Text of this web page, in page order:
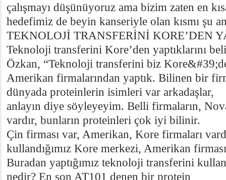
çalışmayı düşünüyoruz ama bizim zaten en
hedefimiz de beyin kanseriyle olan kısmı şu
TEKNOLOJİ TRANSFERİNİ KORE’DEN
Teknoloji transferini Kore’den yaptıklarını
Özkan, “Teknoloji transferini biz
Amerikan firmalarından yaptık. Bilinen bir
dünyada proteinlerin isimleri var arkadaşlar,
anlayın diye söyleyeyim. Belli firmaların,
vardır, bunların proteinleri çok iyi bilinir.
Çin firması var, Amerikan, Kore firmaları
kullandığımız Kore merkezi, Amerikan
Buradan yaptığımız teknoloji transferini
nedir? En son AT101 denen bir protein